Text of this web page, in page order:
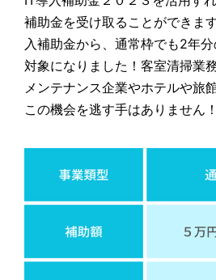
補助金を受け取ることができま
入補助金から、通常枠でも2年
対象になりました！客室清掃業
メンテナンス企業やホテルや旅
この機会を逃す手はありません！